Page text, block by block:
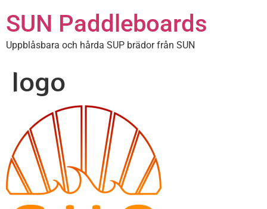
SUN Paddleboards
Uppblåsbara och hårda SUP brädor från SUN
logo